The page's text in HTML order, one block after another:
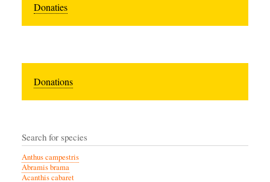
Donaties
Donations
Search for species
Anthus campestris
Abramis brama
Acanthis cabaret